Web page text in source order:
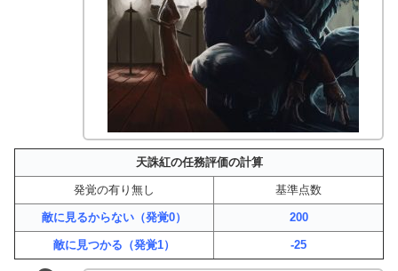
天誅紅の任務評価の計算
発覚の有り無し 基準点数
敵に見るからない（発覚0） 200
敵に見つかる（発覚1） -25